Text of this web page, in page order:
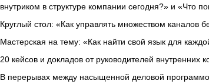
внутриком в структуре компании сегодня?» и «Что
Круглый стол: «Как управлять множеством каналов
Мастерская на тему: «Как найти свой язык для
20 кейсов и докладов от руководителей внутренних
В перерывах между насыщенной деловой